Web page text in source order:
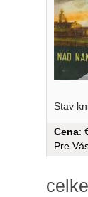
Stav
Cena:
Pre